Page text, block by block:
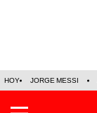
HOY JORGE MESSI